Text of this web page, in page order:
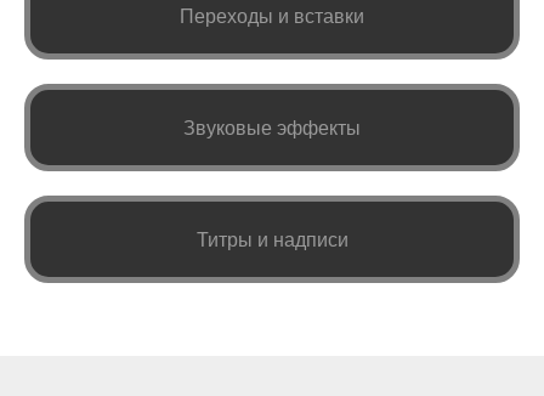
Переходы и вставки
Звуковые эффекты
Титры и надписи